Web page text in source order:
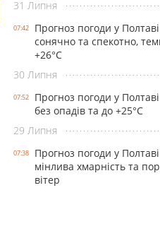
31 Липня
07:42
Прогноз погоди у
сонячно та спекотно,
+26°С
30 Липня
07:52
Прогноз погоди у
без опадів та до +25°С
29 Липня
07:38
Прогноз погоди у
мінлива хмарність та
вітер